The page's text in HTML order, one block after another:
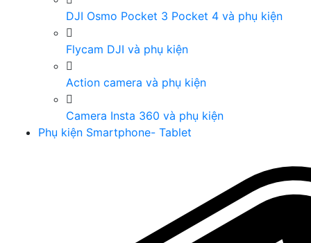
DJI Osmo Pocket 3 Pocket 4 và phụ kiện
Flycam DJI và phụ kiện
Action camera và phụ kiện
Camera Insta 360 và phụ kiện
Phụ kiện Smartphone- Tablet